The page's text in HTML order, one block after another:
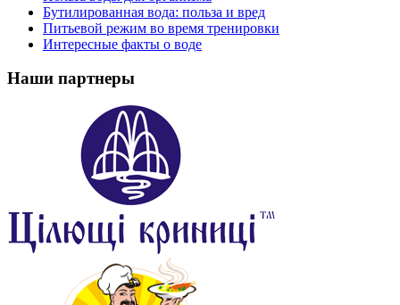
Бутилированная вода: польза и вред
Питьевой режим во время тренировки
Интересные факты о воде
Наши партнеры